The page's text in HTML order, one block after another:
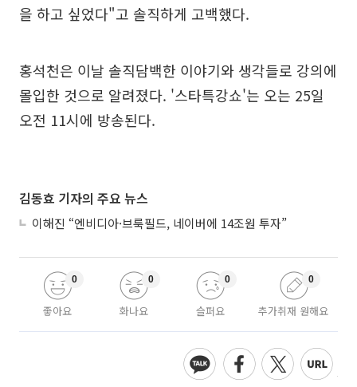
을 하고 싶었다"고 솔직하게 고백했다.
홍석천은 이날 솔직담백한 이야기와 생각들로 강의에
몰입한 것으로 알려졌다. '스타특강쇼'는 오는 25일
오전 11시에 방송된다.
김동효 기자의 주요 뉴스
이해진 “엔비디아·브룩필드, 네이버에 14조원 투자”
좋아요
0
화나요
0
슬퍼요
0
추가취재 원해요
0